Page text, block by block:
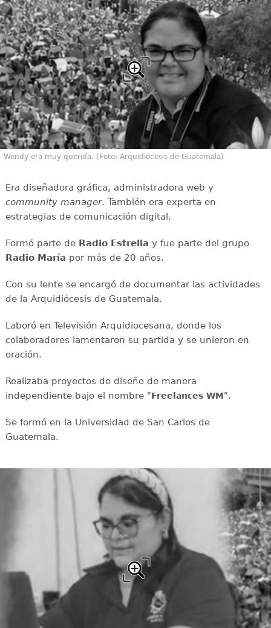
Wendy era muy querida. (Foto: Arquidiócesis de Guatemala)
Era diseñadora gráfica, administradora web y
community manager. También era experta en
estrategias de comunicación digital.
Formó parte de Radio Estrella y fue parte del grupo
Radio María por más de 20 años.
Con su lente se encargó de documentar las actividades
de la Arquidiócesis de Guatemala.
Laboró en Televisión Arquidiocesana, donde los
colaboradores lamentaron su partida y se unieron en
oración.
Realizaba proyectos de diseño de manera
independiente bajo el nombre "Freelances WM".
Se formó en la Universidad de San Carlos de
Guatemala.